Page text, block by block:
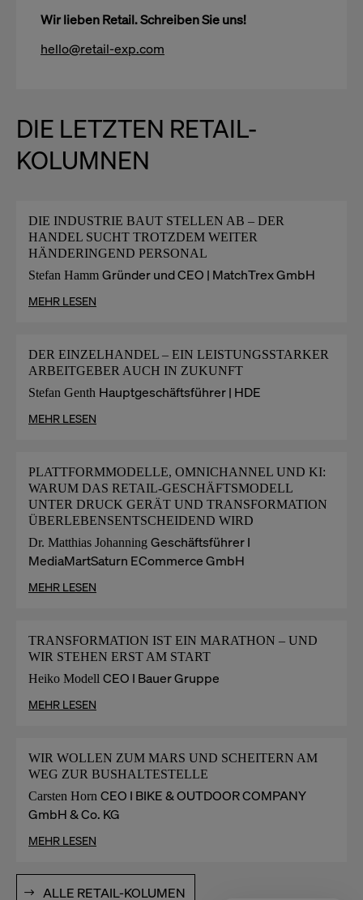
Wir lieben Retail. Schreiben Sie uns!
hello@retail-exp.com
DIE LETZTEN RETAIL-
KOLUMNEN
DIE INDUSTRIE BAUT STELLEN AB – DER
HANDEL SUCHT TROTZDEM WEITER
HÄNDERINGEND PERSONAL
Stefan Hamm Gründer und CEO | MatchTrex GmbH
MEHR LESEN
DER EINZELHANDEL – EIN LEISTUNGSSTARKER
ARBEITGEBER AUCH IN ZUKUNFT
Stefan Genth Hauptgeschäftsführer | HDE
MEHR LESEN
PLATTFORMMODELLE, OMNICHANNEL UND KI:
WARUM DAS RETAIL-GESCHÄFTSMODELL
UNTER DRUCK GERÄT UND TRANSFORMATION
ÜBERLEBENSENTSCHEIDEND WIRD
Dr. Matthias Johanning Geschäftsführer I
MediaMartSaturn ECommerce GmbH
MEHR LESEN
TRANSFORMATION IST EIN MARATHON – UND
WIR STEHEN ERST AM START
Heiko Modell CEO I Bauer Gruppe
MEHR LESEN
WIR WOLLEN ZUM MARS UND SCHEITERN AM
WEG ZUR BUSHALTESTELLE
Carsten Horn CEO I BIKE & OUTDOOR COMPANY
GmbH & Co. KG
MEHR LESEN
ALLE RETAIL-KOLUMEN